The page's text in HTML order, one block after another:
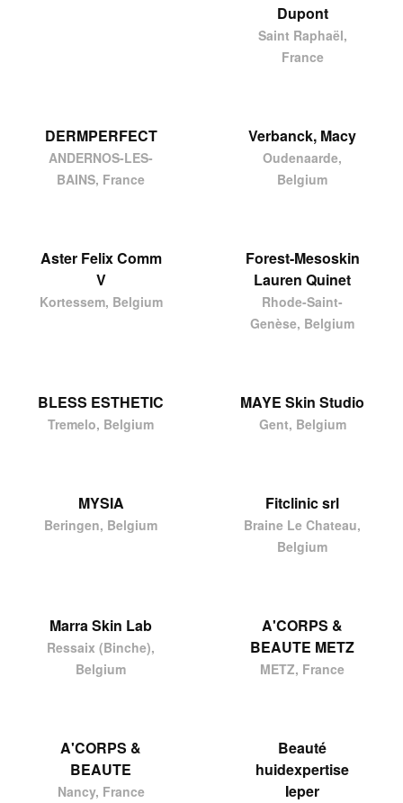
Dupont
Saint Raphaël,
France
DERMPERFECT
ANDERNOS-LES-
BAINS, France
Verbanck, Macy
Oudenaarde,
Belgium
Aster Felix Comm
V
Kortessem, Belgium
Forest-Mesoskin
Lauren Quinet
Rhode-Saint-
Genèse, Belgium
BLESS ESTHETIC
Tremelo, Belgium
MAYE Skin Studio
Gent, Belgium
MYSIA
Beringen, Belgium
Fitclinic srl
Braine Le Chateau,
Belgium
Marra Skin Lab
Ressaix (Binche),
Belgium
A'CORPS &
BEAUTE METZ
METZ, France
A'CORPS &
BEAUTE
Nancy, France
Beauté
huidexpertise
Ieper